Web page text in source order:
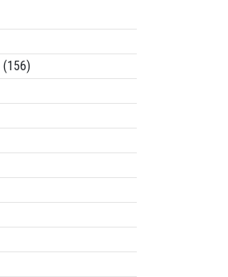
(156)